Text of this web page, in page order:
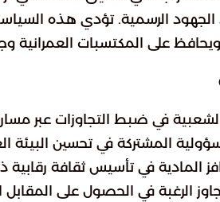
الرسمية. تؤدي هذه
على المكتسبات العمرانية
في ضبط التجاوزات عبر
المشتركة في تحسين البيئة
المادية في تأسيس ثقافة
الرغبة في الحصول على المقابل